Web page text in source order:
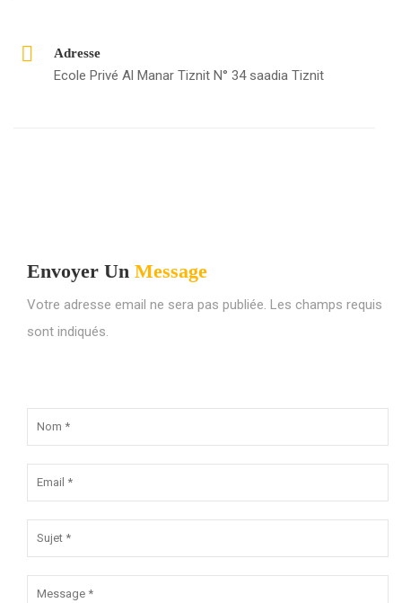
Adresse
Ecole Privé Al Manar Tiznit N° 34 saadia Tiznit
Envoyer Un Message
Votre adresse email ne sera pas publiée. Les champs requis
sont indiqués.